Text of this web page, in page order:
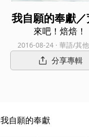
我自願的奉獻
來吧！焙焙！
2016-08-24 · 華語/其
分享專輯
我自願的奉獻